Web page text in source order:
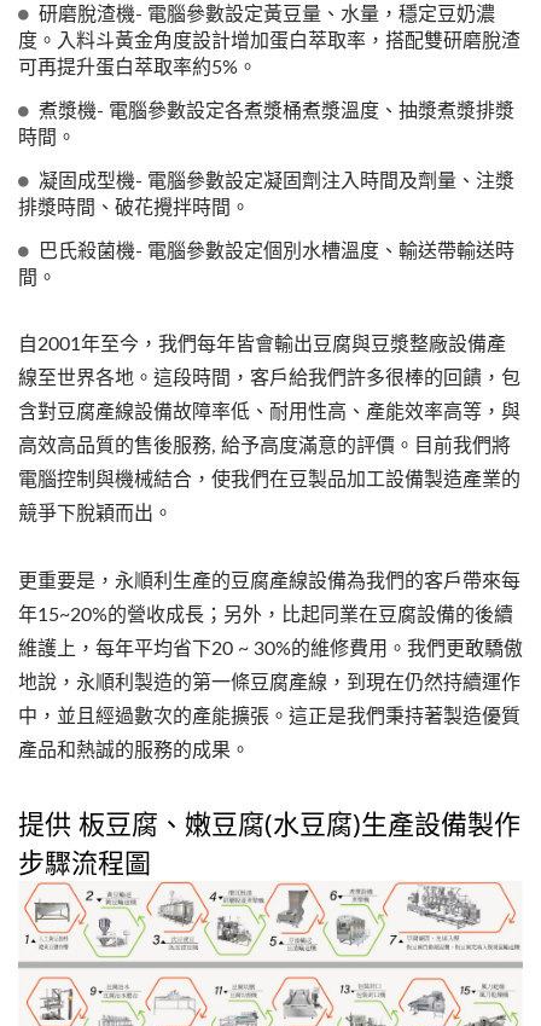
研磨脫渣機- 電腦參數設定黃豆量、水量，穩定豆奶濃
度。入料斗黃金角度設計增加蛋白萃取率，搭配雙研磨脫渣
可再提升蛋白萃取率約5%。
煮漿機- 電腦參數設定各煮漿桶煮漿溫度、抽漿煮漿排漿
時間。
凝固成型機- 電腦參數設定凝固劑注入時間及劑量、注漿
排漿時間、破花攪拌時間。
巴氏殺菌機- 電腦參數設定個別水槽溫度、輸送帶輸送時
間。
自2001年至今，我們每年皆會輸出豆腐與豆漿整廠設備產
線至世界各地。這段時間，客戶給我們許多很棒的回饋，包
含對豆腐產線設備故障率低、耐用性高、產能效率高等，與
高效高品質的售後服務, 給予高度滿意的評價。目前我們將
電腦控制與機械結合，使我們在豆製品加工設備製造產業的
競爭下脫穎而出。
更重要是，永順利生產的豆腐產線設備為我們的客戶帶來每
年15~20%的營收成長；另外，比起同業在豆腐設備的後續
維護上，每年平均省下20 ~ 30%的維修費用。我們更敢驕傲
地說，永順利製造的第一條豆腐產線，到現在仍然持續運作
中，並且經過數次的產能擴張。這正是我們秉持著製造優質
產品和熱誠的服務的成果。
提供 板豆腐、嫩豆腐(水豆腐)生產設備製作
步驟流程圖